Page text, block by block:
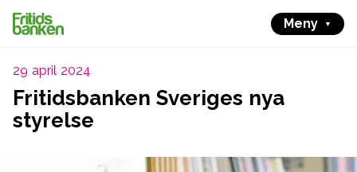
Meny
29 april 2024
Fritidsbanken Sveriges nya
styrelse